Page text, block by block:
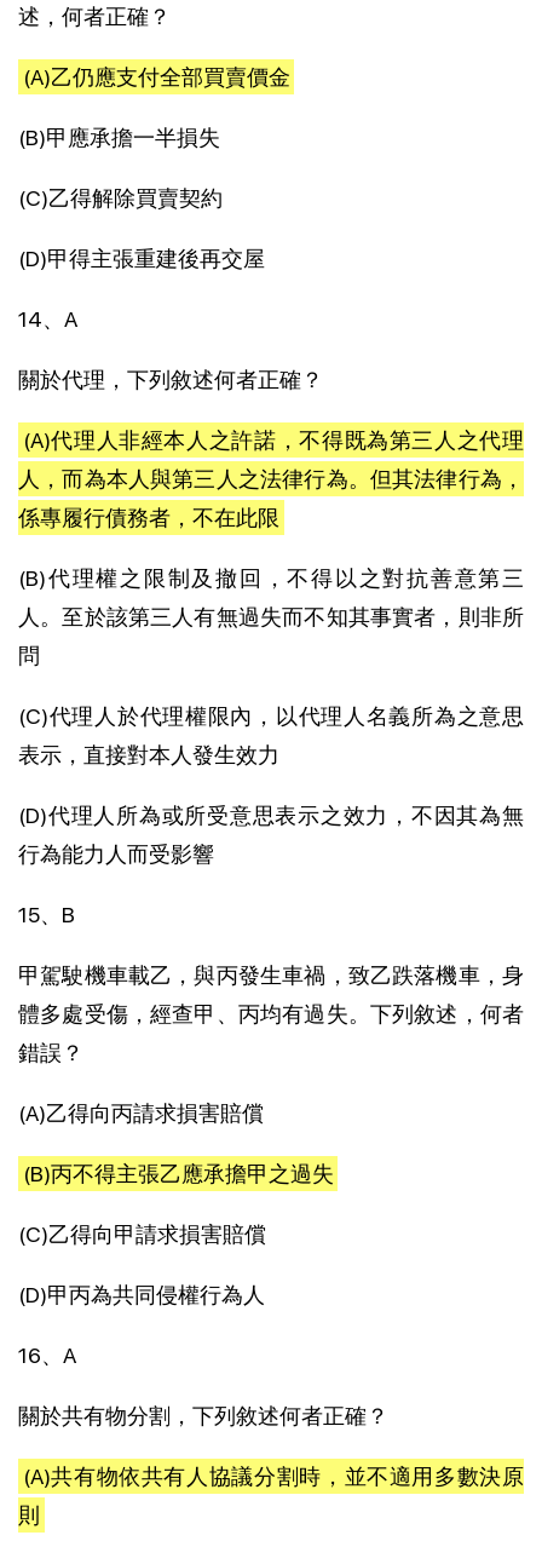
述，何者正確？
(A)乙仍應支付全部買賣價金
(B)甲應承擔一半損失
(C)乙得解除買賣契約
(D)甲得主張重建後再交屋
14、A
關於代理，下列敘述何者正確？
(A)代理人非經本人之許諾，不得既為第三人之代理
人，而為本人與第三人之法律行為。但其法律行為，
係專履行債務者，不在此限
(B)代理權之限制及撤回，不得以之對抗善意第三
人。至於該第三人有無過失而不知其事實者，則非所
問
(C)代理人於代理權限內，以代理人名義所為之意思
表示，直接對本人發生效力
(D)代理人所為或所受意思表示之效力，不因其為無
行為能力人而受影響
15、B
甲駕駛機車載乙，與丙發生車禍，致乙跌落機車，身
體多處受傷，經查甲、丙均有過失。下列敘述，何者
錯誤？
(A)乙得向丙請求損害賠償
(B)丙不得主張乙應承擔甲之過失
(C)乙得向甲請求損害賠償
(D)甲丙為共同侵權行為人
16、A
關於共有物分割，下列敘述何者正確？
(A)共有物依共有人協議分割時，並不適用多數決原
則